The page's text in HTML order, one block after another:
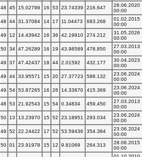
48 45 15.02799 16 53 23.74339 216.647
28.06.2020
00:00
48 44 31.37084 14 17 11.04473 683.268
01.02.2015
00:00
49 12 14.43942 16 36 42.19910 274.212
31.05.2026
00:00
50 34 47.26289 16 19 43.98589 478.850
27.03.2013
00:00
49 37 47.42437 18 44 2.01592 432.177
30.04.2023
00:00
49 44 33.95571 15 20 27.37723 588.132
23.06.2024
00:00
49 54 53.87265 16 26 14.33870 415.369
23.06.2024
00:00
48 53 21.92543 15 54 0.34834 459.450
27.03.2013
00:00
50 13 13.23970 15 52 23.18951 293.034
23.06.2024
00:00
49 52 22.24422 17 52 53.59436 354.384
23.06.2024
00:00
50 01 23.91978 15 12 9.81069 264.313
28.06.2015
00:00